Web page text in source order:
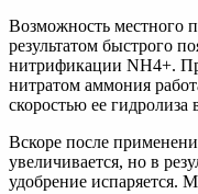
Возможность местного
результатом быстрого
нитрификации NH4+.
нитратом аммония
скоростью ее гидролиза
Вскоре после
увеличивается, но в
удобрение испаряется.